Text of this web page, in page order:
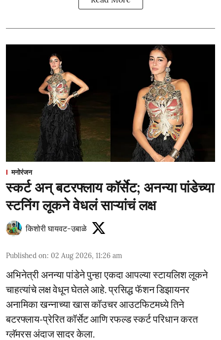
मनोरंजन
स्कर्ट अन् बटरफ्लाय कॉर्सेट; अनन्या पांडेच्या
स्टनिंग लूकने वेधलं साऱ्यांचं लक्ष
किशोरी घायवट-उबाळे
Published on: 02 Aug 2026, 11:26 am
अभिनेत्री अनन्या पांडेने पुन्हा एकदा आपल्या स्टायलिश लूकने
चाहत्यांचे लक्ष वेधून घेतले आहे. प्रसिद्ध फॅशन डिझायनर
अनामिका खन्नाच्या खास कॉउचर आउटफिटमध्ये तिने
बटरफ्लाय-प्रेरित कॉर्सेट आणि रफल्ड स्कर्ट परिधान करत
ग्लॅमरस अंदाज सादर केला.